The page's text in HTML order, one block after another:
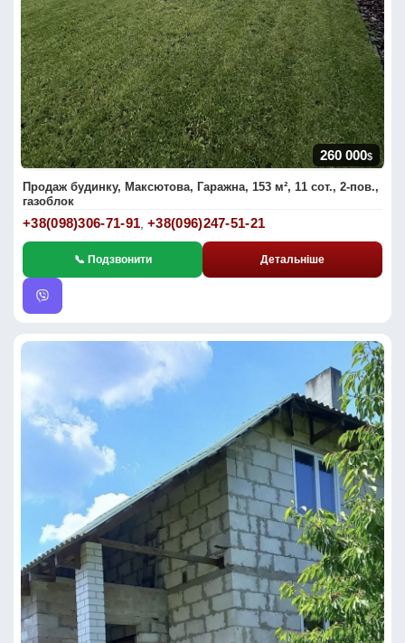
260 000$
Продаж будинку, Максютова, Гаражна, 153 м², 11 сот., 2-пов.,
газоблок
+38(098)306-71-91,+38(096)247-51-21
📞 Подзвонити Детальніше